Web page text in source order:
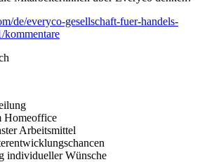
de/everyco-gesellschaft-fuer-handels-
kommentare
Homeoffice
Arbeitsmittel
individueller Wünsche